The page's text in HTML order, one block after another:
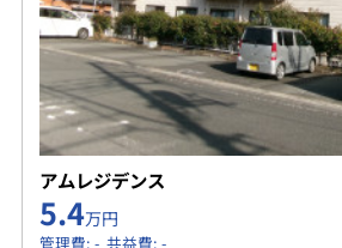
アムレジデンス
5.4万円
管理費: - 共益費: -